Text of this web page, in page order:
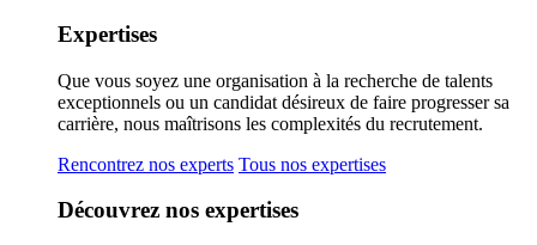
Expertises
Que vous soyez une organisation à la recherche de talents
exceptionnels ou un candidat désireux de faire progresser sa
carrière, nous maîtrisons les complexités du recrutement.
Rencontrez nos experts Tous nos expertises
Découvrez nos expertises